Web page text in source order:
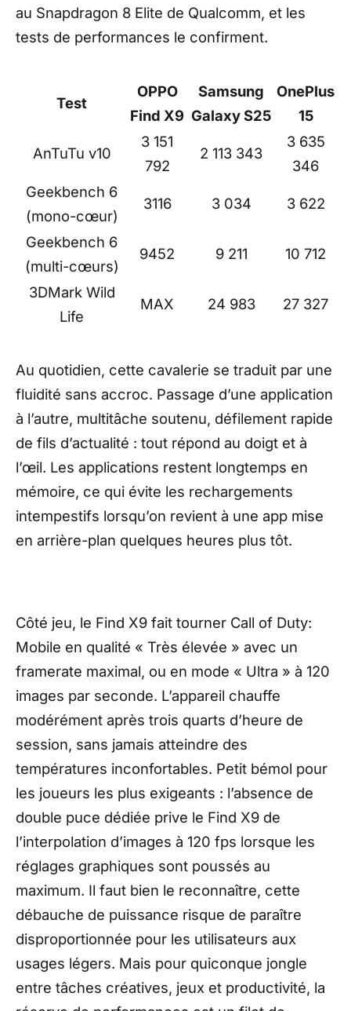
au Snapdragon 8 Elite de Qualcomm, et les
tests de performances le confirment.
Test
OPPO
Find X9
Samsung
Galaxy S25
OnePlus
15
AnTuTu v10
3 151
792
2 113 343
3 635
346
Geekbench 6
(mono-cœur)
3116 3 034 3 622
Geekbench 6
(multi-cœurs)
9452 9 211 10 712
3DMark Wild
Life
MAX 24 983 27 327
Au quotidien, cette cavalerie se traduit par une
fluidité sans accroc. Passage d’une application
à l’autre, multitâche soutenu, défilement rapide
de fils d’actualité : tout répond au doigt et à
l’œil. Les applications restent longtemps en
mémoire, ce qui évite les rechargements
intempestifs lorsqu’on revient à une app mise
en arrière-plan quelques heures plus tôt.
Côté jeu, le Find X9 fait tourner Call of Duty:
Mobile en qualité « Très élevée » avec un
framerate maximal, ou en mode « Ultra » à 120
images par seconde. L’appareil chauffe
modérément après trois quarts d’heure de
session, sans jamais atteindre des
températures inconfortables. Petit bémol pour
les joueurs les plus exigeants : l’absence de
double puce dédiée prive le Find X9 de
l’interpolation d’images à 120 fps lorsque les
réglages graphiques sont poussés au
maximum. Il faut bien le reconnaître, cette
débauche de puissance risque de paraître
disproportionnée pour les utilisateurs aux
usages légers. Mais pour quiconque jongle
entre tâches créatives, jeux et productivité, la